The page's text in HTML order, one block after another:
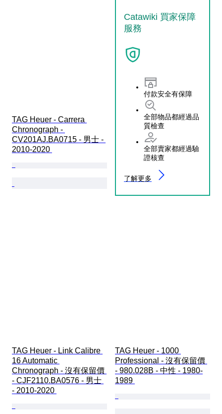
Catawiki 買家保障
服務
付款安全有保障
全部物品都經過品
質檢查
全部賣家都經過驗
證核查
了解更多
TAG Heuer - Carrera
Chronograph -
CV201AJ.BA0715 - 男士 -
2010-2020
TAG Heuer - Link Calibre
16 Automatic
Chronograph - 沒有保留價
- CJF2110.BA0576 - 男士
- 2010-2020
TAG Heuer - 1000
Professional - 沒有保留價
- 980.028B - 中性 - 1980-
1989